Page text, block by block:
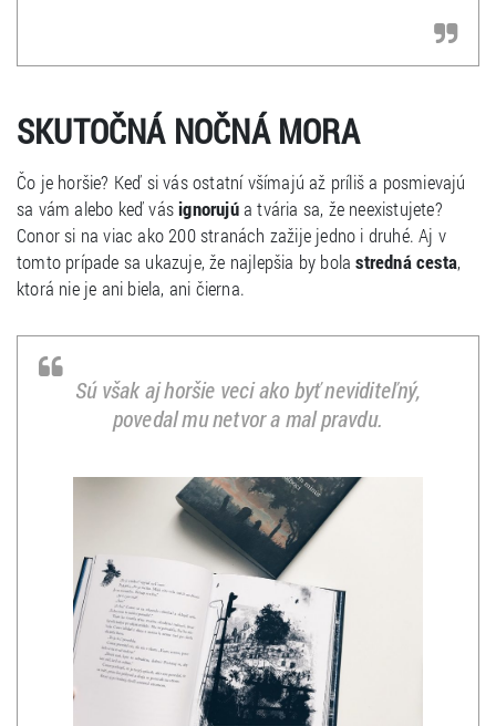
SKUTOČNÁ NOČNÁ MORA
Čo je horšie? Keď si vás ostatní všímajú až príliš a posmievajú
sa vám alebo keď vásignorujúa tvária sa, že neexistujete?
Conor si na viac ako 200 stranách zažije jedno i druhé. Aj v
tomto prípade sa ukazuje, že najlepšia by bolastredná cesta,
ktorá nie je ani biela, ani čierna.
Sú však aj horšie veci ako byť neviditeľný,
povedal mu netvor a mal pravdu.